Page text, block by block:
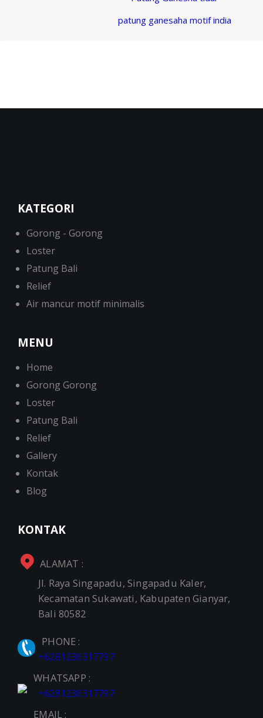
patung ganesaha motif india
KATEGORI
Gorong - Gorong
Loster
Patung Bali
Relief
Air mancur motif minimalis
MENU
Home
Gorong Gorong
Loster
Patung Bali
Relief
Gallery
Kontak
Blog
KONTAK
ALAMAT :
Jl. Raya Singapadu, Singapadu Kaler,
Kecamatan Sukawati, Kabupaten Gianyar,
Bali 80582
PHONE :
+6281236317797
WHATSAPP :
+6281236317797
EMAIL :